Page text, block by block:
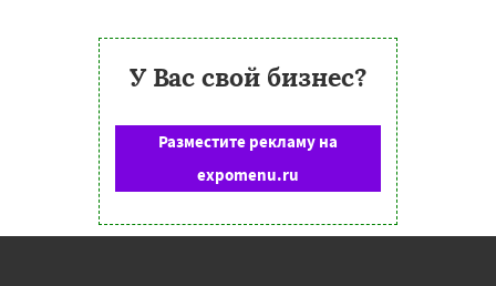
У Вас свой бизнес?
Разместите рекламу на
expomenu.ru